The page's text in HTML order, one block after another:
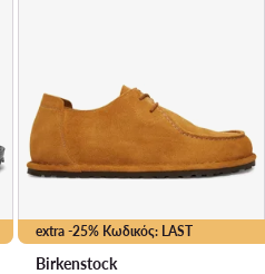
extra -25% Κωδικός: LAST
Birkenstock